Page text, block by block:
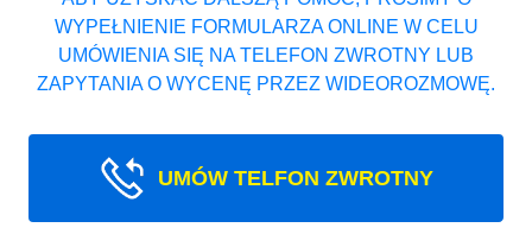
WYPEŁNIENIE FORMULARZA ONLINE W CELU
UMÓWIENIA SIĘ NA TELEFON ZWROTNY LUB
ZAPYTANIA O WYCENĘ PRZEZ WIDEOROZMOWĘ.
UMÓW TELFON ZWROTNY